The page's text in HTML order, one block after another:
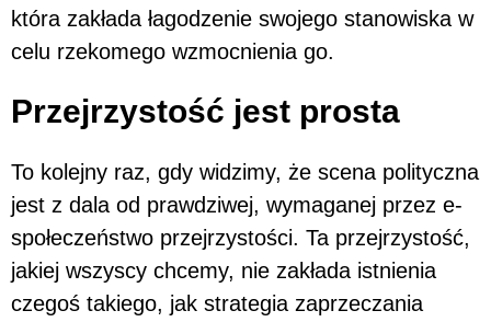
która zakłada łagodzenie swojego stanowiska w
celu rzekomego wzmocnienia go.
Przejrzystość jest prosta
To kolejny raz, gdy widzimy, że scena polityczna
jest z dala od prawdziwej, wymaganej przez e-
społeczeństwo przejrzystości. Ta przejrzystość,
jakiej wszyscy chcemy, nie zakłada istnienia
czegoś takiego, jak strategia zaprzeczania